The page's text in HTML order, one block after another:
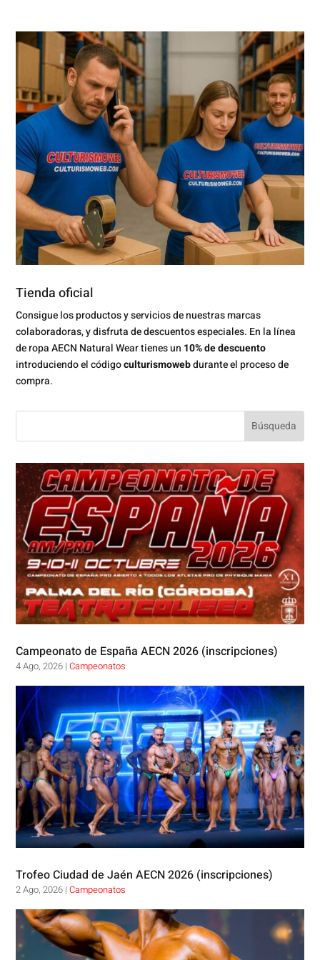
Tienda oficial
Consigue los productos y servicios de nuestras marcas
colaboradoras, y disfruta de descuentos especiales. En la línea
de ropa AECN Natural Wear tienes un 10% de descuento
introduciendo el códigoculturismowebdurante el proceso de
compra.
Campeonato de España AECN 2026 (inscripciones)
4 Ago, 2026 |Campeonatos
Trofeo Ciudad de Jaén AECN 2026 (inscripciones)
2 Ago, 2026 |Campeonatos